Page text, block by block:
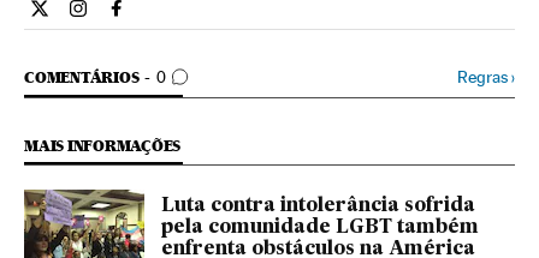
Internacional El País Brasil en Twitter
Internacional El País Brasil en Instagram
Internacional El País Brasil en Facebook
COMENTÁRIOS 0
COMENTÁRIOS Regras›
MAIS INFORMAÇÕES
Luta contra intolerância sofrida
pela comunidade LGBT também
enfrenta obstáculos na América